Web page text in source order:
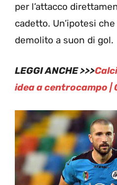
per l’attacco
cadetto. Un’ipotesi che
demolito a suon di gol.
LEGGI ANCHE >>>
idea a centrocampo |